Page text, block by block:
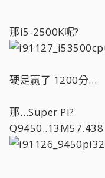
那i5-2500K呢?
硬是贏了 1200分…
那…Super PI?
Q9450..13M57.438